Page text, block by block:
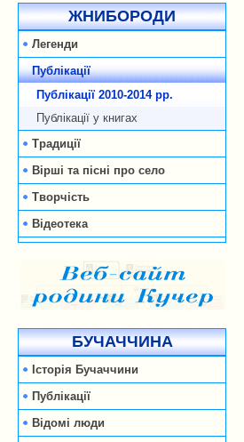
ЖНИБОРОДИ
Легенди
Публікації
Публікації 2010-2014 рp.
Публікації у книгах
Традиції
Вірші та пісні про село
Творчість
Відеотека
БУЧАЧЧИНА
Історія Бучаччини
Публікації
Відомі люди